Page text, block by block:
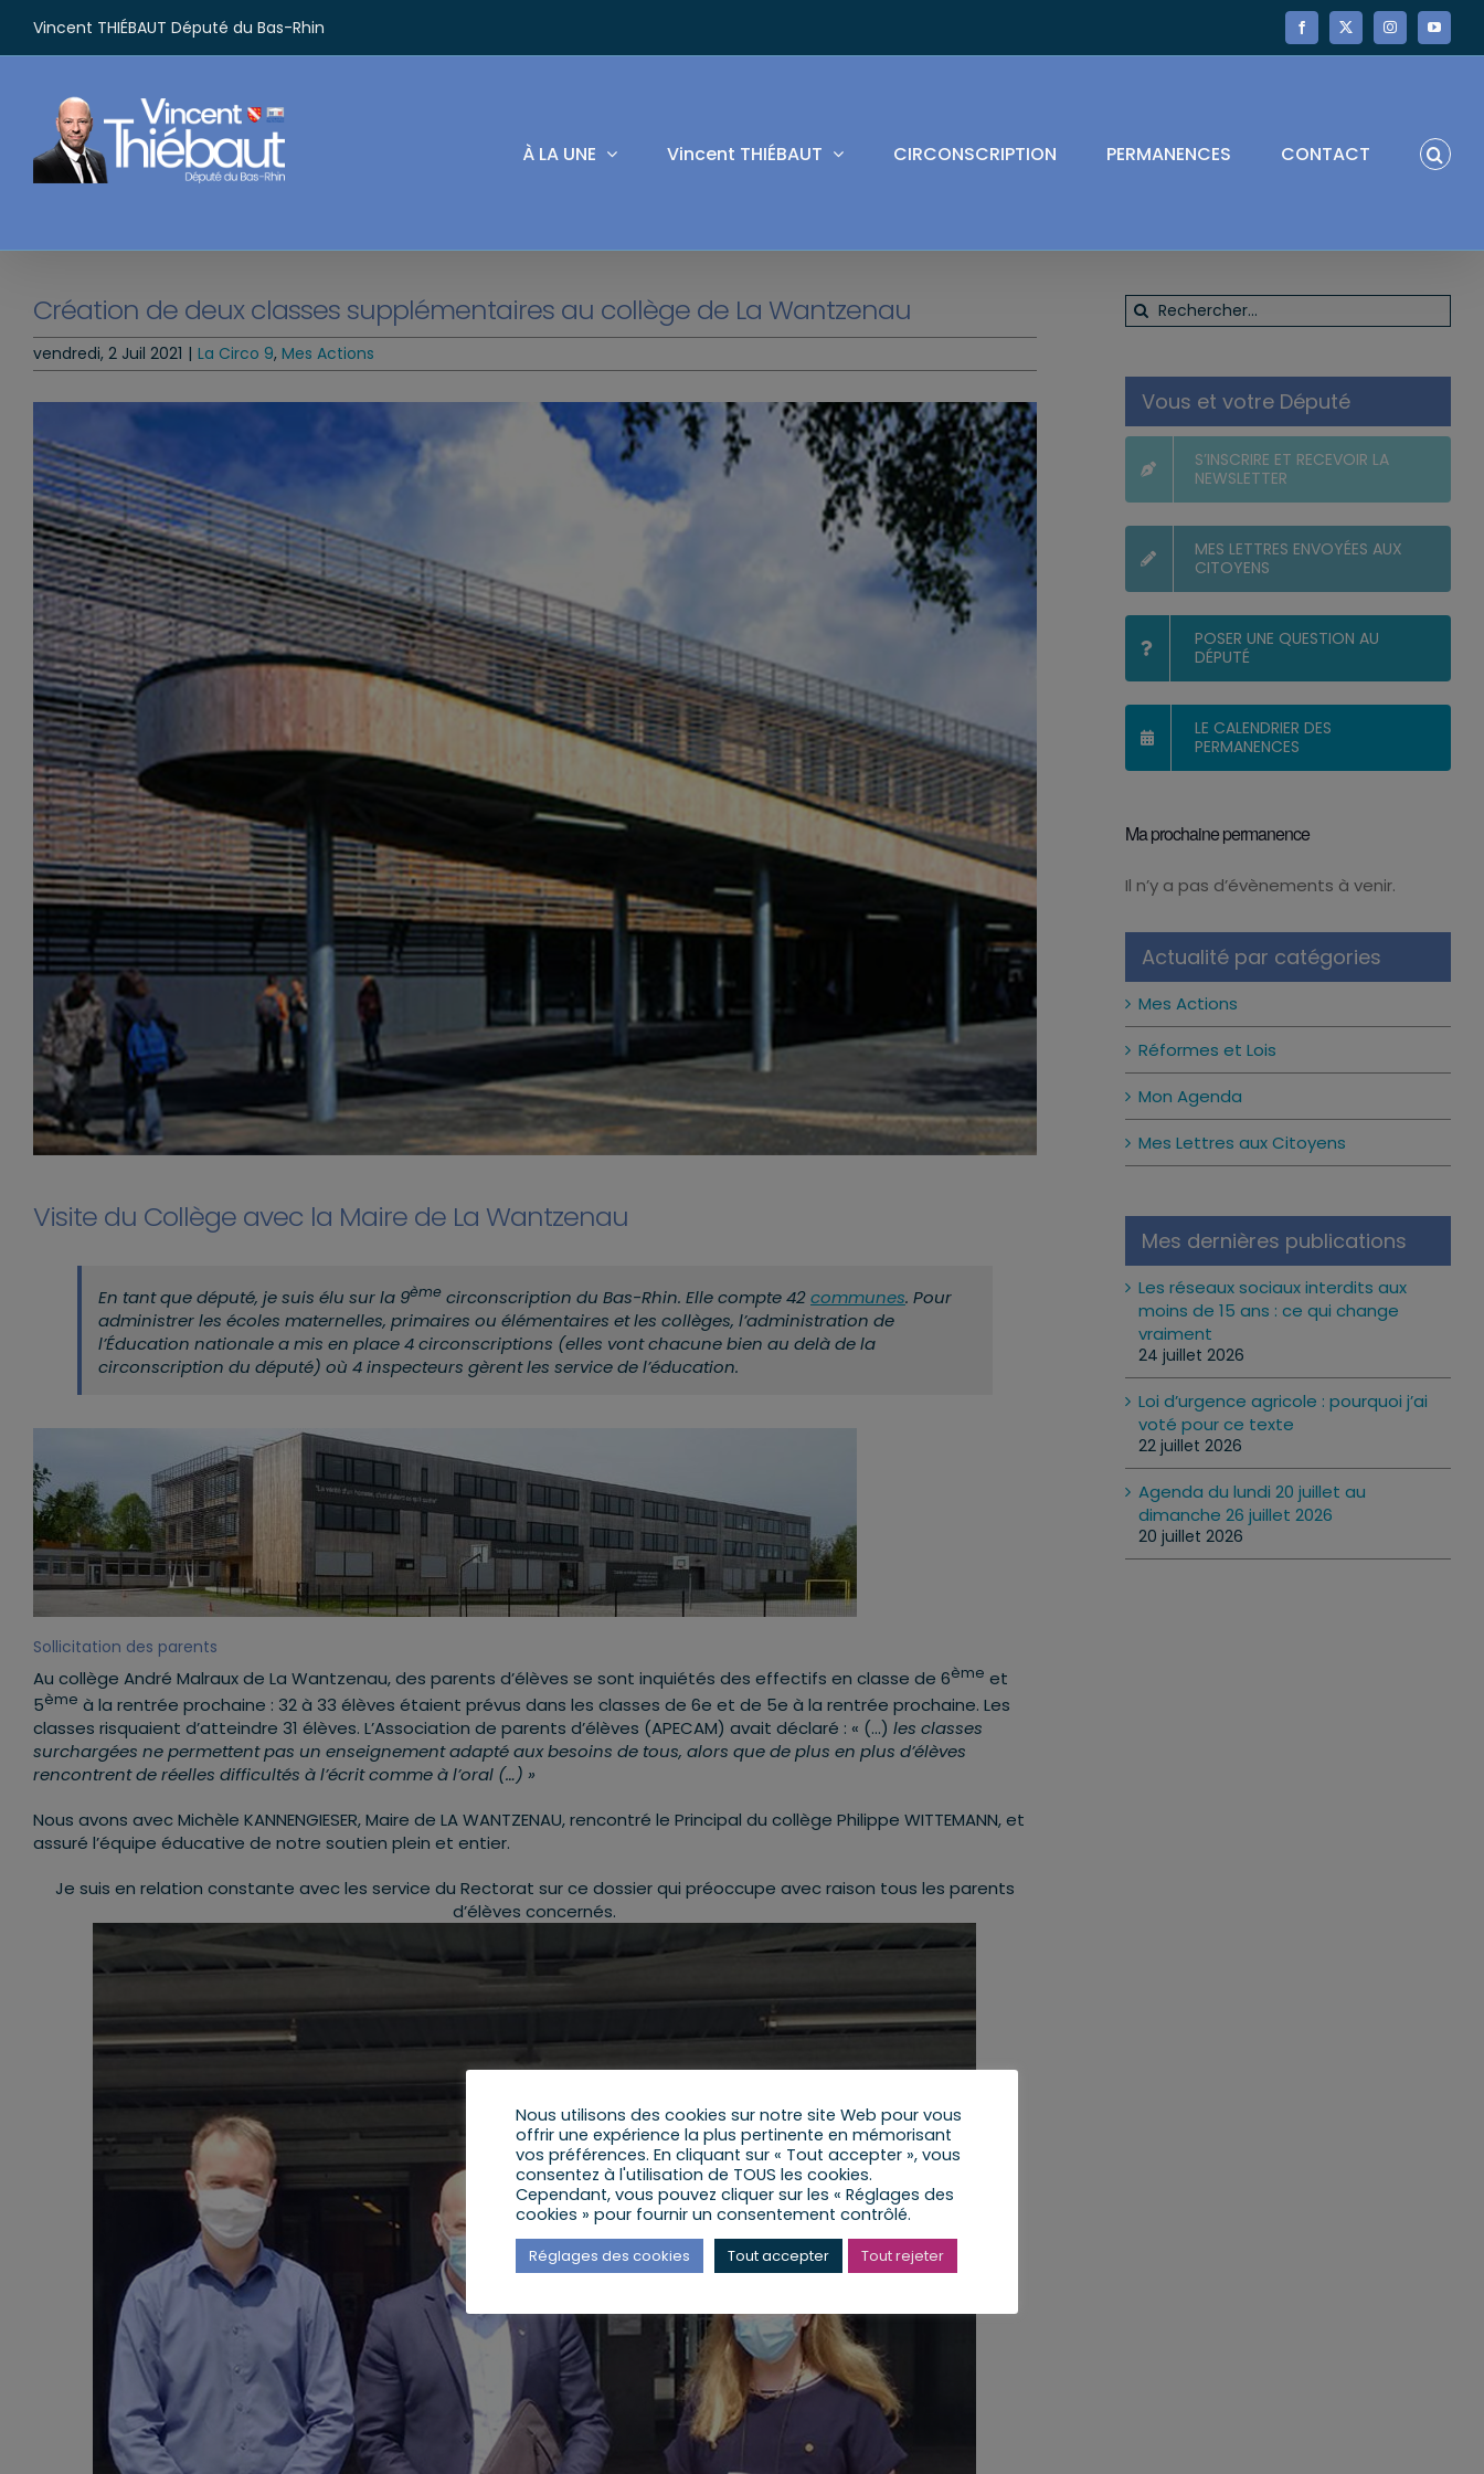
contenu
Vincent THIÉBAUT Député du Bas-Rhin Facebook
X InstagramYouTube
À LA UNE Vincent THIÉBAUT CIRCONSCRIPTION PERMANENCES CONTACT
Création de deux classes supplémentaires au collège de La Wantzenau
vendredi, 2 Juil 2021 | La Circo 9, Mes Actions
Visite du Collège avec la Maire de La Wantzenau
En tant que député, je suis élu sur la 9èmecirconscription du Bas-Rhin. Elle compte 42communes. Pour
administrer les écoles maternelles, primaires ou élémentaires et les collèges, l’administration de
l’Éducation nationale a mis en place 4 circonscriptions (elles vont chacune bien au delà de la
circonscription du député) où 4 inspecteurs gèrent les service de l’éducation.
Sollicitation des parents
Au collège André Malraux de La Wantzenau, des parents d’élèves se sont inquiétés des effectifs en classe de 6ème et
5ème à la rentrée prochaine : 32 à 33 élèves étaient prévus dans les classes de 6e et de 5e à la rentrée prochaine. Les
classes risquaient d’atteindre 31 élèves. L’Association de parents d’élèves (APECAM) avait déclaré : « (…) les classes
surchargées ne permettent pas un enseignement adapté aux besoins de tous, alors que de plus en plus d’élèves
rencontrent de réelles difficultés à l’écrit comme à l’oral (…) »
Nous avons avec Michèle KANNENGIESER, Maire de LA WANTZENAU, rencontré le Principal du collège Philippe WITTEMANN, et
assuré l’équipe éducative de notre soutien plein et entier.
Je suis en relation constante avec les service du Rectorat sur ce dossier qui préoccupe avec raison tous les parents
d’élèves concernés.
Rechercher:
Vous et votre Député
S’INSCRIRE ET RECEVOIR LA
NEWSLETTER
MES LETTRES ENVOYÉES AUX
CITOYENS
POSER UNE QUESTION AU
DÉPUTÉ
LE CALENDRIER DES
PERMANENCES
Ma prochaine permanence
Notice
Il n’y a pas d’évènements à venir.
Actualité par catégories
Mes Actions
Réformes et Lois
Mon Agenda
Mes Lettres aux Citoyens
Mes dernières publications
Les réseaux sociaux interdits aux
moins de 15 ans : ce qui change
vraiment
24 juillet 2026
Loi d’urgence agricole : pourquoi j’ai
voté pour ce texte
22 juillet 2026
Agenda du lundi 20 juillet au
dimanche 26 juillet 2026
20 juillet 2026
Nous utilisons des cookies sur notre site Web pour vous
offrir une expérience la plus pertinente en mémorisant
vos préférences. En cliquant sur « Tout accepter », vous
consentez à l'utilisation de TOUS les cookies.
Cependant, vous pouvez cliquer sur les « Réglages des
cookies » pour fournir un consentement contrôlé.
Réglages des cookies Tout accepter Tout rejeter